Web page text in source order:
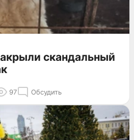
скандальный
97 Обсудить